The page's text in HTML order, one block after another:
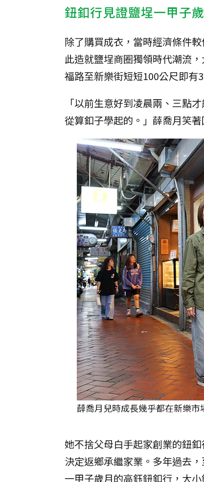
鈕釦行見證鹽埕一甲子
除了購買成衣，當時經濟條件
此造就鹽埕商圈獨領時代潮流
福路至新樂街短短100公尺即有
「以前生意好到凌晨兩、三點
從算釦子學起的。」薛喬月笑
薛喬月兒時成長幾乎都在新樂
她不捨父母白手起家創業的鈕
決定返鄉承繼家業。多年過去
一甲子歲月的高鈺鈕釦行，大